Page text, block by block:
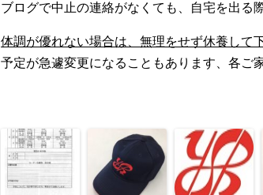
ブログで中止の連絡がなくても、自宅を出る
体調が優れない場合は、無理をせず休養して
予定が急遽変更になることもあります、各ご